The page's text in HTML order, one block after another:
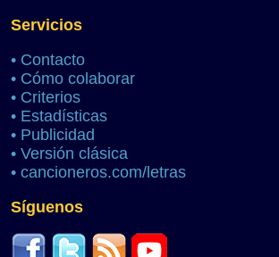
Servicios
• Contacto
• Cómo colaborar
• Criterios
• Estadísticas
• Publicidad
• Versión clásica
• cancioneros.com/letras
Síguenos